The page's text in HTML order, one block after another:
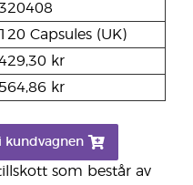
som består av
120 Capsules (UK)
kr
564,86 kr
kundvagnen